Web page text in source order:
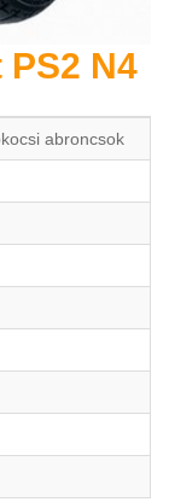
N4
abroncsok